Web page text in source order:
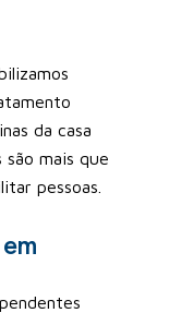
da casa
mais que
pessoas.